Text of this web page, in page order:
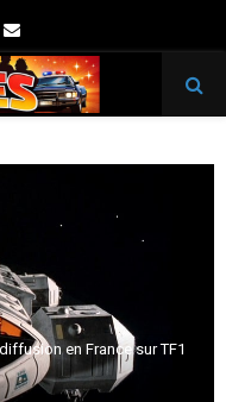
Email
en France sur TF1